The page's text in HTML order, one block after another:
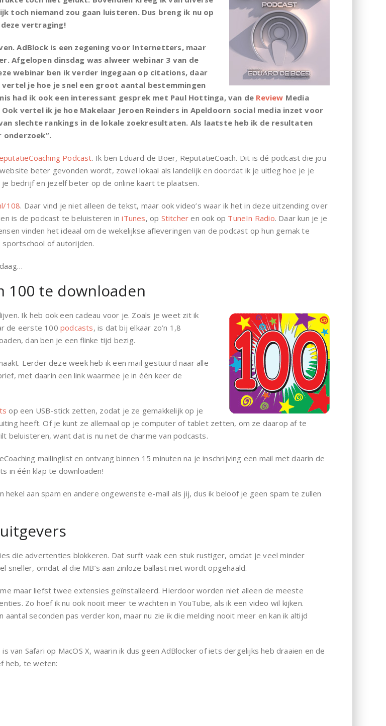
volume
te
verhogen
of
te
verlagen.
toch niemand zou gaan luisteren. Dus breng ik nu op
vertraging!
AdBlock is een zegening voor Internetters, maar
Afgelopen dinsdag was alweer webinar 3 van de
webinar ben ik verder ingegaan op citations, daar
je hoe je snel een groot aantal bestemmingen
had ik ook een interessant gesprek met Paul Hottinga, van de Review Media
vertel ik je hoe Makelaar Jeroen Reinders in Apeldoorn social media inzet voor
slechte rankings in de lokale zoekresultaten. Als laatste heb ik de resultaten
onderzoek”.
Podcast. Ik ben Eduard de Boer, ReputatieCoach. Dit is dé podcast die jou
beter gevonden wordt, zowel lokaal als landelijk en doordat ik je uitleg hoe je je
bedrijf en jezelf beter op de online kaart te plaatsen.
108. Daar vind je niet alleen de tekst, maar ook video’s waar ik het in deze uitzending over
is de podcast te beluisteren iniTunes, op Stitcher en ook op TuneIn Radio. Daar kun je je
vinden het ideaal om de wekelijkse afleveringen van de podcast op hun gemak te
of autorijden.
100 te downloaden
Ik heb ook een cadeau voor je. Zoals je weet zit ik
de eerste 100podcasts, is dat bij elkaar zo’n 1,8
dan ben je een flinke tijd bezig.
Eerder deze week heb ik een mail gestuurd naar alle
met daarin een link waarmee je in één keer de
op een USB-stick zetten, zodat je ze gemakkelijk op je
heeft. Of je kunt ze allemaal op je computer of tablet zetten, om ze daarop af te
beluisteren, want dat is nu net de charme van podcasts.
mailinglist en ontvang binnen 15 minuten na je inschrijving een mail met daarin de
in één klap te downloaden!
hekel aan spam en andere ongewenste e-mail als jij, dus ik beloof je geen spam te zullen
die advertenties blokkeren. Dat surft vaak een stuk rustiger, omdat je veel minder
sneller, omdat al die MB’s aan zinloze ballast niet wordt opgehaald.
maar liefst twee extensies geïnstalleerd. Hierdoor worden niet alleen de meeste
Zo hoef ik nu ook nooit meer te wachten in YouTube, als ik een video wil kijken.
seconden pas verder kon, maar nu zie ik die melding nooit meer en kan ik altijd
Safari op MacOS X, waarin ik dus geen AdBlocker of iets dergelijks heb draaien en de
heb, te weten: